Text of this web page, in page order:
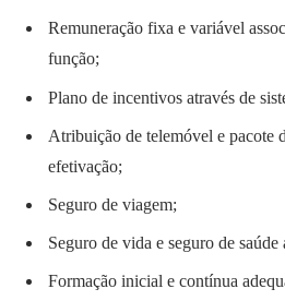
Remuneração fixa e variável
função;
Plano de incentivos através de
Atribuição de telemóvel e pacote
efetivação;
Seguro de viagem;
Seguro de vida e seguro de saúde
Formação inicial e contínua